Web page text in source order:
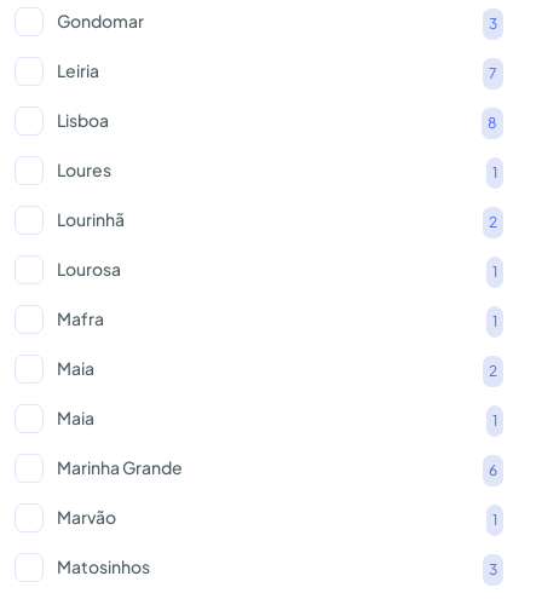
Gondomar 3
Leiria 7
Lisboa 8
Loures 1
Lourinhã 2
Lourosa 1
Mafra 1
Maia 2
Maia 1
Marinha Grande 6
Marvão 1
Matosinhos 3